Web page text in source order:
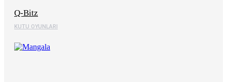
KUTU OYUNLARI
Q-Bitz